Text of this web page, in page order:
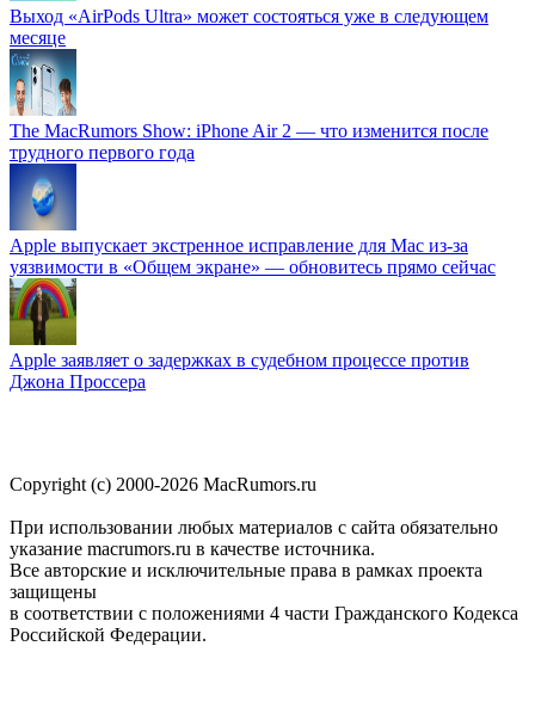
Выход «AirPods Ultra» может состояться уже в следующем
месяце
The MacRumors Show: iPhone Air 2 — что изменится после
трудного первого года
Apple выпускает экстренное исправление для Mac из-за
уязвимости в «Общем экране» — обновитесь прямо сейчас
Apple заявляет о задержках в судебном процессе против
Джона Проссера
Copyright (c) 2000-2026 MacRumors.ru
При использовании любых материалов с сайта обязательно
указание macrumors.ru в качестве источника.
Все авторские и исключительные права в рамках проекта
защищены
в соответствии с положениями 4 части Гражданского Кодекса
Российской Федерации.